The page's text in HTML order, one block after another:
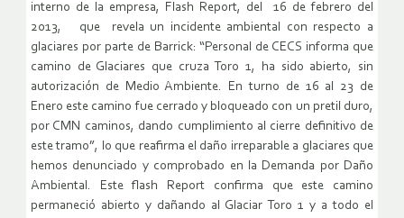
interno de la empresa, Flash Report, del 16 de febrero del
2013, que revela un incidente ambiental con respecto a
glaciares por parte de Barrick: “Personal de CECS informa que
camino de Glaciares que cruza Toro 1, ha sido abierto, sin
autorización de Medio Ambiente. En turno de 16 al 23 de
Enero este camino fue cerrado y bloqueado con un pretil duro,
por CMN caminos, dando cumplimiento al cierre definitivo de
este tramo”, lo que reafirma el daño irreparable a glaciares que
hemos denunciado y comprobado en la Demanda por Daño
Ambiental. Este flash Report confirma que este camino
permaneció abierto y dañando al Glaciar Toro 1 y a todo el